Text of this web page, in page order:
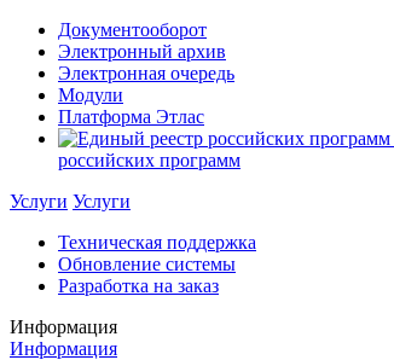
Документооборот
Электронный архив
Электронная очередь
Модули
Платформа Этлас
российских программ
Услуги Услуги
Техническая поддержка
Обновление системы
Разработка на заказ
Информация
Информация